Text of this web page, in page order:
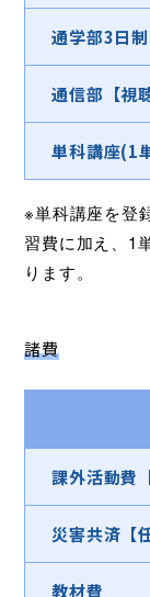
通学部3日制
通信部【視
単科講座(1
※単科講座を登
習費に加え、1
ります。
諸費
課外活動費
災害共済【
教材費